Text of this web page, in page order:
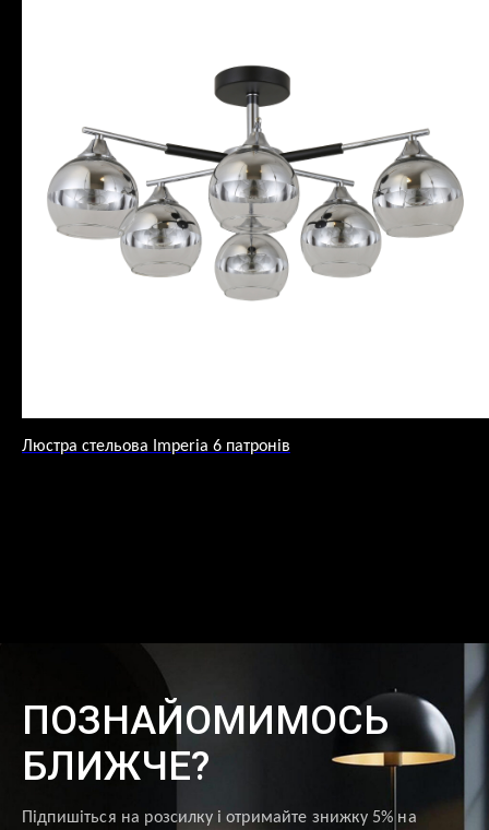
Люстра стельова Imperia 6 патронів
ПОЗНАЙОМИМОСЬ
БЛИЖЧЕ?
Підпишіться на розсилку і отримайте знижку 5% на